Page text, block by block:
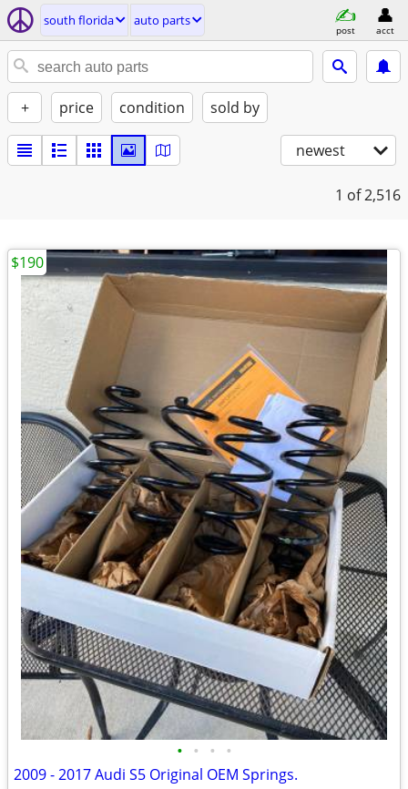
south florida auto parts
post acct
+ price condition sold by
newest
1 of 2,516
• • • •
2009 - 2017 Audi S5 Original OEM Springs.
$190